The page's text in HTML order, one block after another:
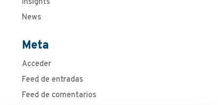
Insights
News
Meta
Acceder
Feed de entradas
Feed de comentarios